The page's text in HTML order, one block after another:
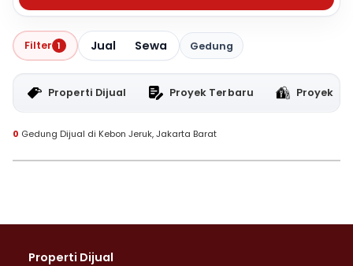
Filter 1 Jual Sewa Gedung
Properti Dijual Proyek Terbaru Proyek
0 Gedung Dijual di Kebon Jeruk, Jakarta Barat
Properti Dijual